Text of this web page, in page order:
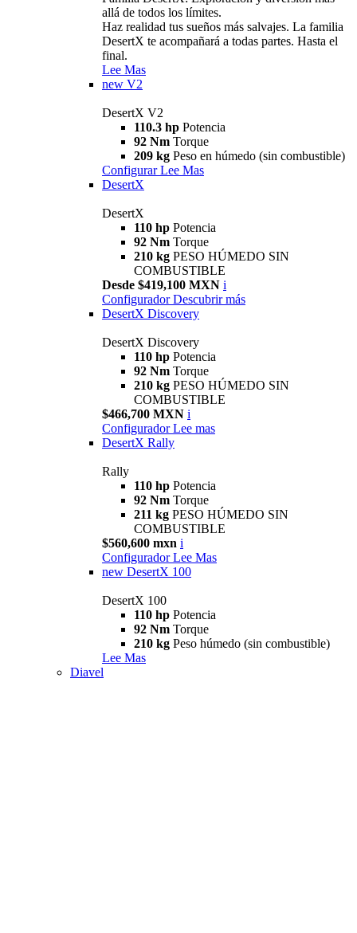
allá de todos los límites.
Haz realidad tus sueños más salvajes. La familia
DesertX te acompañará a todas partes. Hasta el
final.
Lee Mas
new V2
DesertX V2
110.3 hp Potencia
92 Nm Torque
209 kg Peso en húmedo (sin combustible)
Configurar Lee Mas
DesertX
DesertX
110 hp Potencia
92 Nm Torque
210 kg PESO HÚMEDO SIN
COMBUSTIBLE
Desde $419,100 MXN i
Configurador Descubrir más
DesertX Discovery
DesertX Discovery
110 hp Potencia
92 Nm Torque
210 kg PESO HÚMEDO SIN
COMBUSTIBLE
$466,700 MXN i
Configurador Lee mas
DesertX Rally
Rally
110 hp Potencia
92 Nm Torque
211 kg PESO HÚMEDO SIN
COMBUSTIBLE
$560,600 mxn i
Configurador Lee Mas
new DesertX 100
DesertX 100
110 hp Potencia
92 Nm Torque
210 kg Peso húmedo (sin combustible)
Lee Mas
Diavel